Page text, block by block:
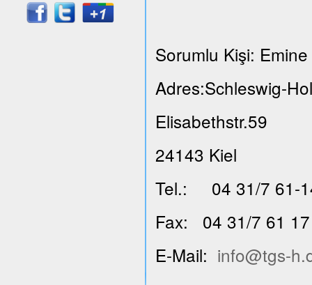
Sorumlu Kişi:
Adres:Schleswig-
Elisabethstr.59
24143 Kiel
Tel.: 04 31/7 61-
Fax: 04 31/7 61 17
E-Mail: info@tgs-